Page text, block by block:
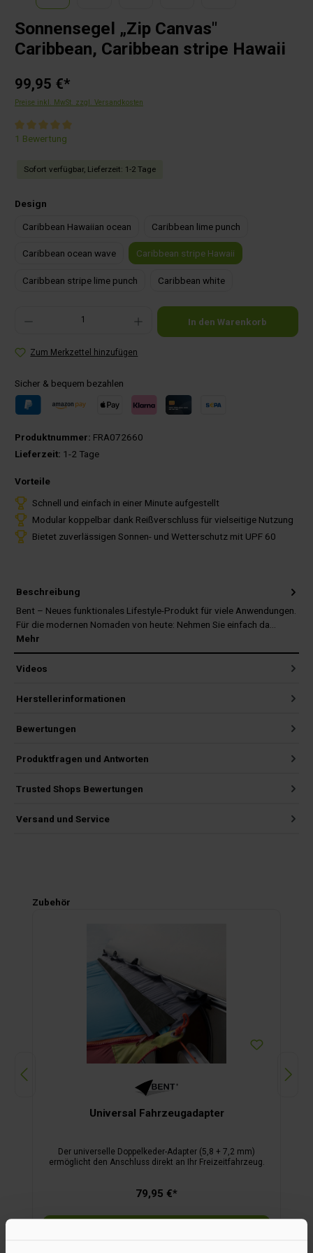
Sonnensegel „Zip Canvas"
Caribbean, Caribbean stripe Hawaii
99,95 €*
Preise inkl. MwSt. zzgl. Versandkosten
Durchschnittliche Bewertung von 5 von 5 Sternen
1 Bewertung
Sofort verfügbar, Lieferzeit: 1-2 Tage
Design
Caribbean Hawaiian ocean Caribbean lime punch
Caribbean ocean wave Caribbean stripe Hawaii
Caribbean stripe lime punch Caribbean white
Produkt Anzahl: Gib den gewünschten Wert ein oder benutze die Schaltflächen um die
In den Warenkorb
Zum Merkzettel hinzufügen
Sicher & bequem bezahlen
Produktnummer: FRA072660
Lieferzeit: 1-2 Tage
Vorteile
Schnell und einfach in einer Minute aufgestellt
Modular koppelbar dank Reißverschluss für vielseitige Nutzung
Bietet zuverlässigen Sonnen- und Wetterschutz mit UPF 60
Beschreibung
Bent – Neues funktionales Lifestyle-Produkt für viele Anwendungen.
Für die modernen Nomaden von heute: Nehmen Sie einfach da…
Mehr
Videos
Herstellerinformationen
Bewertungen
Produktfragen und Antworten
Trusted Shops Bewertungen
Versand und Service
Produktgalerie überspringen
Zubehör
Universal Fahrzeugadapter
Der universelle Doppelkeder-Adapter (5,8 + 7,2 mm)
ermöglicht den Anschluss direkt an Ihr Freizeitfahrzeug.
79,95 €*